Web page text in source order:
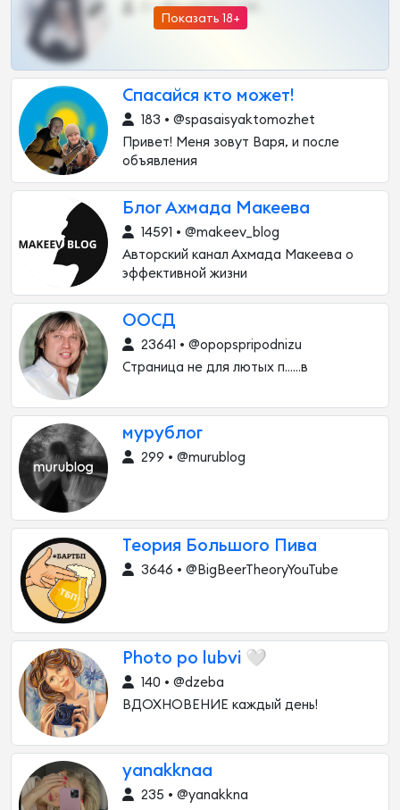
Показать 18+
0 •
Спасайся кто может!
183 • @spasaisyaktomozhet
Привет! Меня зовут Варя, и после
объявления
Блог Ахмада Макеева
14591 • @makeev_blog
Авторский канал Ахмада Макеева о
эффективной жизни
ООСД
23641 • @opopspripodnizu
Страница не для лютых п……в
мурублог
299 • @murublog
Теория Большого Пива
3646 • @BigBeerTheoryYouTube
Photo po lubvi 🤍
140 • @dzeba
ВДОХНОВЕНИЕ каждый день!
yanakknaa
235 • @yanakkna